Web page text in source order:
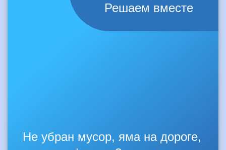
Решаем вместе
Не убран мусор, яма на дороге,